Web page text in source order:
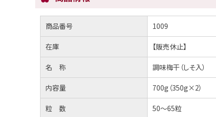
商品番号 1009
在庫 【販売休止】
名 称 調味梅干（しそ入）
内容量 700g（350g×2）
粒 数 50～65粒